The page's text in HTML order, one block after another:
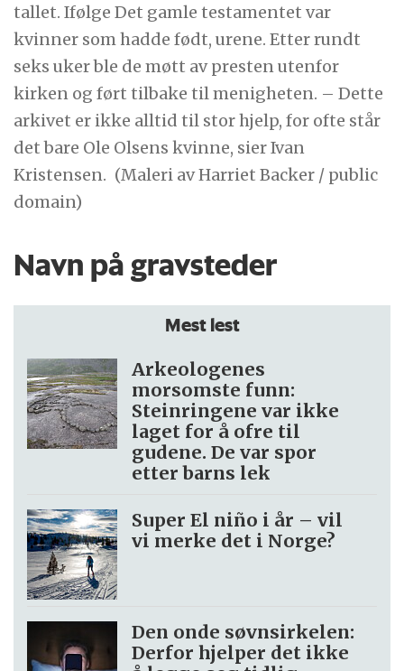
tallet. Ifølge Det gamle testamentet var
kvinner som hadde født, urene. Etter rundt
seks uker ble de møtt av presten utenfor
kirken og ført tilbake til menigheten. – Dette
arkivet er ikke alltid til stor hjelp, for ofte står
det bare Ole Olsens kvinne, sier Ivan
Kristensen. (Maleri av Harriet Backer / public
domain)
Navn på gravsteder
Mest lest
Arkeologenes
morsomste funn:
Steinringene var ikke
laget for å ofre til
gudene. De var spor
etter barns lek
Super El niño i år – vil
vi merke det i Norge?
Den onde søvnsirkelen:
Derfor hjelper det ikke